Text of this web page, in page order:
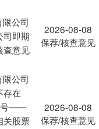
公司
司即期
查意见
2026-08-08
保荐/核查意见
公司
存在
号——
关股票
2026-08-08
保荐/核查意见